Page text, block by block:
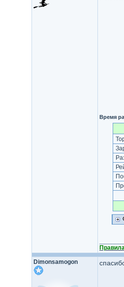
Время
Dimonsamogon